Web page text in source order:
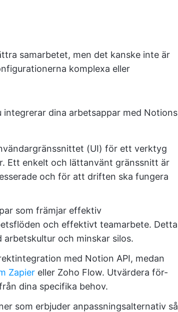
samarbetet, men det kanske inte är
komplexa eller
dina arbetsappar med Notions
(UI) för ett verktyg
Ett enkelt och lättanvänt gränssnitt är
och för att driften ska fungera
som främjar effektiv
och effektivt teamarbete. Detta
och minskar silos.
med Notion API, medan
Zapier eller Zoho Flow. Utvärdera för-
dina specifika behov.
som erbjuder anpassningsalternativ så